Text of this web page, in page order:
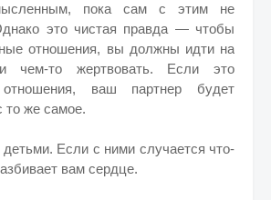
пока сам с этим не
это чистая правда — чтобы
отношения, вы должны идти на
чем-то жертвовать. Если это
отношения, ваш партнер будет
то же самое.
Если с ними случается что-
вам сердце.